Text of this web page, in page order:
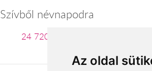
Az oldal
Szívből névnapodra
24 720 Ft-tól